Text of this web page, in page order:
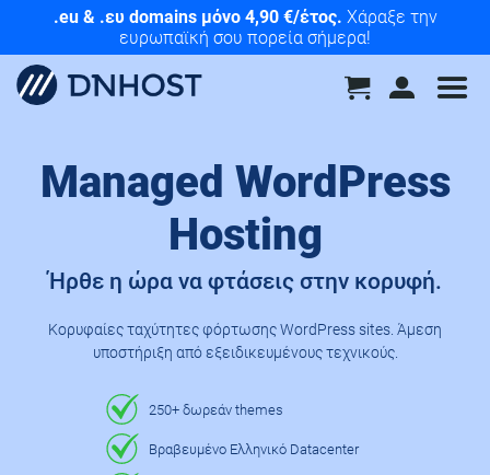
JOB OPENING | Linux System AdministratorΔες την
αγγελία μας και στείλε το βιογραφικό σου!
.eu & .ευ domains μόνο 4,90 €/έτος. Χάραξε την
ευρωπαϊκή σου πορεία σήμερα!
Managed WordPress
Hosting
Ήρθε η ώρα να φτάσεις στην κορυφή.
Κορυφαίες ταχύτητες φόρτωσης WordPress sites. Άμεση
υποστήριξη από εξειδικευμένους τεχνικούς.
250+ δωρεάν themes
Βραβευμένο Ελληνικό Datacenter